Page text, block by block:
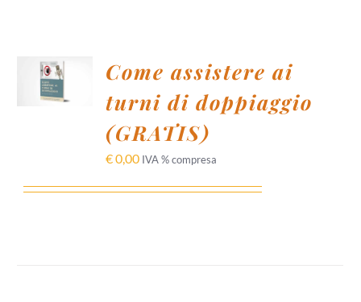
AL
CARRELLO
/
Come assistere ai
turni di doppiaggio
(GRATIS)
€0,00 IVA % compresa